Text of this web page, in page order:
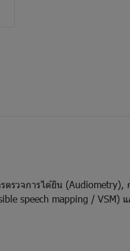
วจการได้ยิน (Audiometry),
speech mapping / VSM)